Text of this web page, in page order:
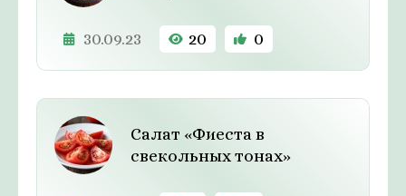
30.09.23 20 0
Салат «Фиеста в
свекольных тонах»